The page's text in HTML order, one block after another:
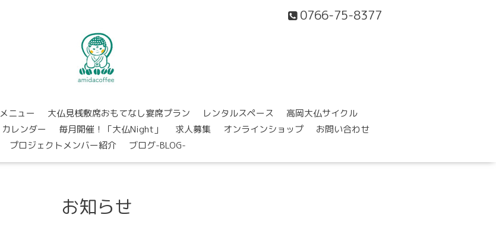
0766-75-8377
メニュー 大仏見桟敷席おもてなし宴席プラン レンタルスペース
高岡大仏サイクル
カレンダー 毎月開催！「大仏Night」 求人募集 オンラインショップ
お問い合わせ
プロジェクトメンバー紹介
ブログ-BLOG-
お知らせ